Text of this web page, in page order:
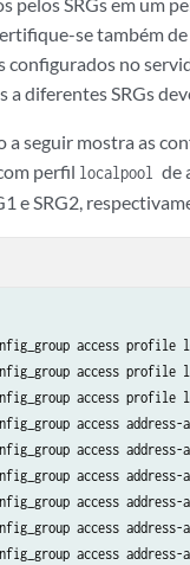
se também
configurados no
a diferentes SRGs
a seguir mostra as
perfil localpool de
e SRG2,
access profile
access
access profile
access
access
access
access
access